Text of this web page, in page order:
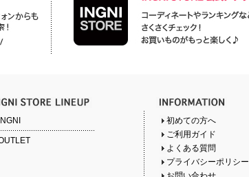
INGNI
初めての方へ
ご利用ガイド
よくある質問
プライバシーポリシー